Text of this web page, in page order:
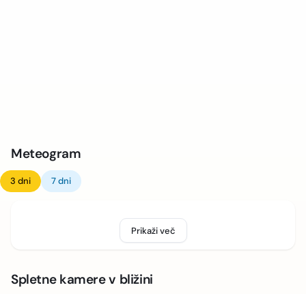
Meteogram
3 dni 7 dni
Prikaži več
Spletne kamere v bližini